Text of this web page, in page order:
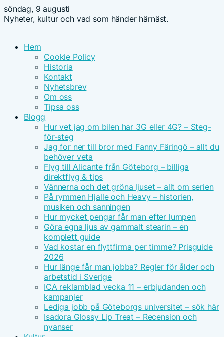
söndag, 9 augusti
Nyheter, kultur och vad som händer härnäst.
Hem
Cookie Policy
Historia
Kontakt
Nyhetsbrev
Om oss
Tipsa oss
Blogg
Hur vet jag om bilen har 3G eller 4G? – Steg-
för-steg
Jag for ner till bror med Fanny Färingö – allt du
behöver veta
Flyg till Alicante från Göteborg – billiga
direktflyg & tips
Vännerna och det gröna ljuset – allt om serien
På rymmen Hjalle och Heavy – historien,
musiken och sanningen
Hur mycket pengar får man efter lumpen
Göra egna ljus av gammalt stearin – en
komplett guide
Vad kostar en flyttfirma per timme? Prisguide
2026
Hur länge får man jobba? Regler för ålder och
arbetstid i Sverige
ICA reklamblad vecka 11 – erbjudanden och
kampanjer
Lediga jobb på Göteborgs universitet – sök här
Isadora Glossy Lip Treat – Recension och
nyanser